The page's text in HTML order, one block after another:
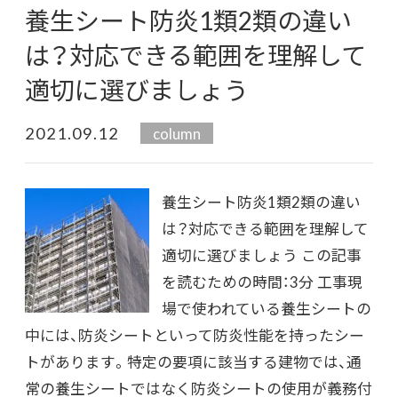
養生シート防炎1類2類の違い
は？対応できる範囲を理解して
適切に選びましょう
2021.09.12 column
養生シート防炎1類2類の違い
は？対応できる範囲を理解して
適切に選びましょう この記事
を読むための時間：3分 工事現
場で使われている養生シートの
中には、防炎シートといって防炎性能を持ったシー
トがあります。特定の要項に該当する建物では、通
常の養生シートではなく防炎シートの使用が義務付